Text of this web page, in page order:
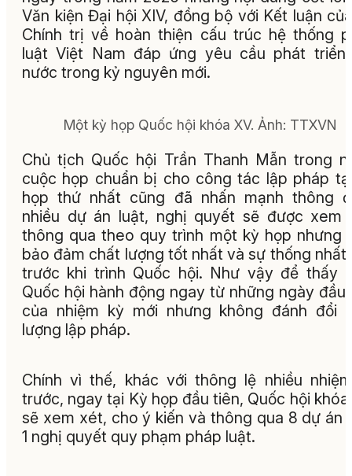
Văn kiện Đại hội XIV, đồng bộ với Kết luận
Chính trị về hoàn thiện cấu trúc hệ thống
luật Việt Nam đáp ứng yêu cầu phát triển
nước trong kỷ nguyên mới.
Một kỳ họp Quốc hội khóa XV. Ảnh: TTXVN
Chủ tịch Quốc hội Trần Thanh Mẫn trong
cuộc họp chuẩn bị cho công tác lập pháp
họp thứ nhất cũng đã nhấn mạnh thông
nhiều dự án luật, nghị quyết sẽ được xem
thông qua theo quy trình một kỳ họp nhưng
bảo đảm chất lượng tốt nhất và sự thống nhất
trước khi trình Quốc hội. Như vậy để thấy
Quốc hội hành động ngay từ những ngày đầu
của nhiệm kỳ mới nhưng không đánh đổi
lượng lập pháp.
Chính vì thế, khác với thông lệ nhiều
trước, ngay tại Kỳ họp đầu tiên, Quốc hội khóa
sẽ xem xét, cho ý kiến và thông qua 8 dự án
1 nghị quyết quy phạm pháp luật.